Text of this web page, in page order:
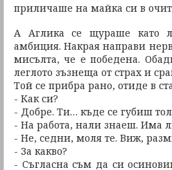
приличаше на майка си в
А Аглика се щураше като
амбиция. Накрая направи
мисълта, че е победена.
леглото зъзнеща от страх и
Той се прибра рано, отиде в
- Как си?
- Добре. Ти… къде се губиш
- На работа, нали знаеш. Има
- Не, седни, моля те. Виж,
- За какво?
- Съгласна съм да си